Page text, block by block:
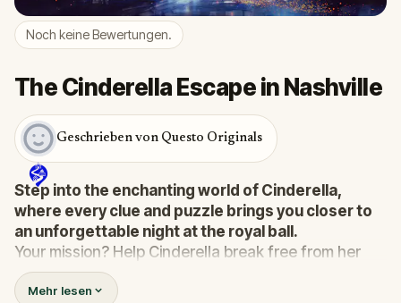
Noch keine Bewertungen.
The Cinderella Escape in Nashville
Geschrieben von Questo Originals
Step into the enchanting world of Cinderella,
where every clue and puzzle brings you closer to
an unforgettable night at the royal ball.
Your mission? Help Cinderella break free from her
stepmother's clutches and make it to the ball before
the clock strikes midnight.
Mehr lesen